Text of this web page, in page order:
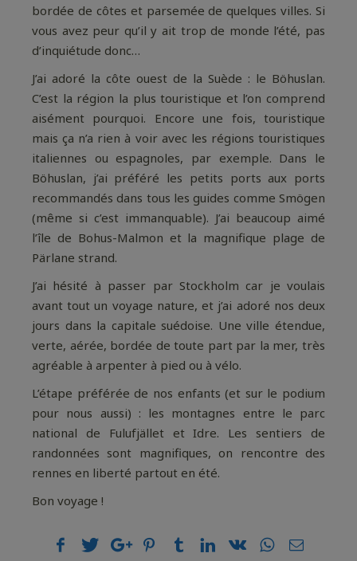
bordée de côtes et parsemée de quelques villes. Si
vous avez peur qu’il y ait trop de monde l’été, pas
d’inquiétude donc…
J’ai adoré la côte ouest de la Suède : le Böhuslan.
C’est la région la plus touristique et l’on comprend
aisément pourquoi. Encore une fois, touristique
mais ça n’a rien à voir avec les régions touristiques
italiennes ou espagnoles, par exemple. Dans le
Böhuslan, j’ai préféré les petits ports aux ports
recommandés dans tous les guides comme Smögen
(même si c’est immanquable). J’ai beaucoup aimé
l’île de Bohus-Malmon et la magnifique plage de
Pärlane strand.
J’ai hésité à passer par Stockholm car je voulais
avant tout un voyage nature, et j’ai adoré nos deux
jours dans la capitale suédoise. Une ville étendue,
verte, aérée, bordée de toute part par la mer, très
agréable à arpenter à pied ou à vélo.
L’étape préférée de nos enfants (et sur le podium
pour nous aussi) : les montagnes entre le parc
national de Fulufjället et Idre. Les sentiers de
randonnées sont magnifiques, on rencontre des
rennes en liberté partout en été.
Bon voyage !